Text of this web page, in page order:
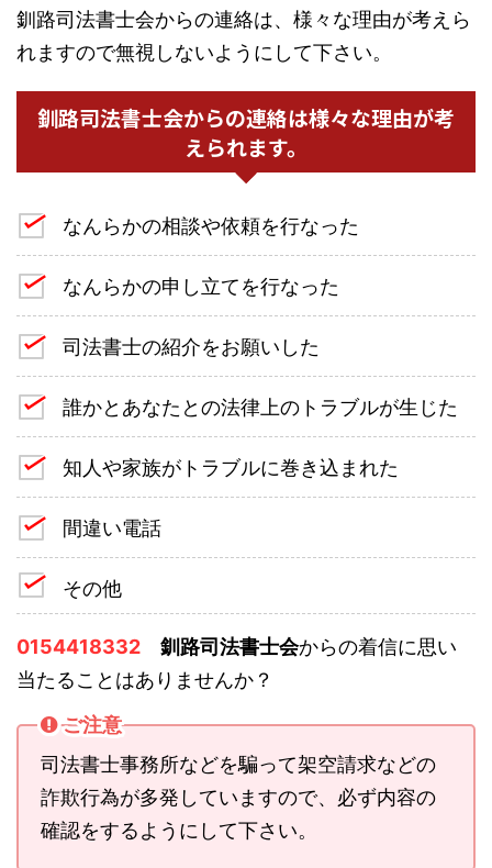
釧路司法書士会からの連絡は、様々な理由が考えら
れますので無視しないようにして下さい。
釧路司法書士会からの連絡は様々な理由が考
えられます。
なんらかの相談や依頼を行なった
なんらかの申し立てを行なった
司法書士の紹介をお願いした
誰かとあなたとの法律上のトラブルが生じた
知人や家族がトラブルに巻き込まれた
間違い電話
その他
0154418332 釧路司法書士会からの着信に思い
当たることはありませんか？
ご注意
司法書士事務所などを騙って架空請求などの
詐欺行為が多発していますので、必ず内容の
確認をするようにして下さい。